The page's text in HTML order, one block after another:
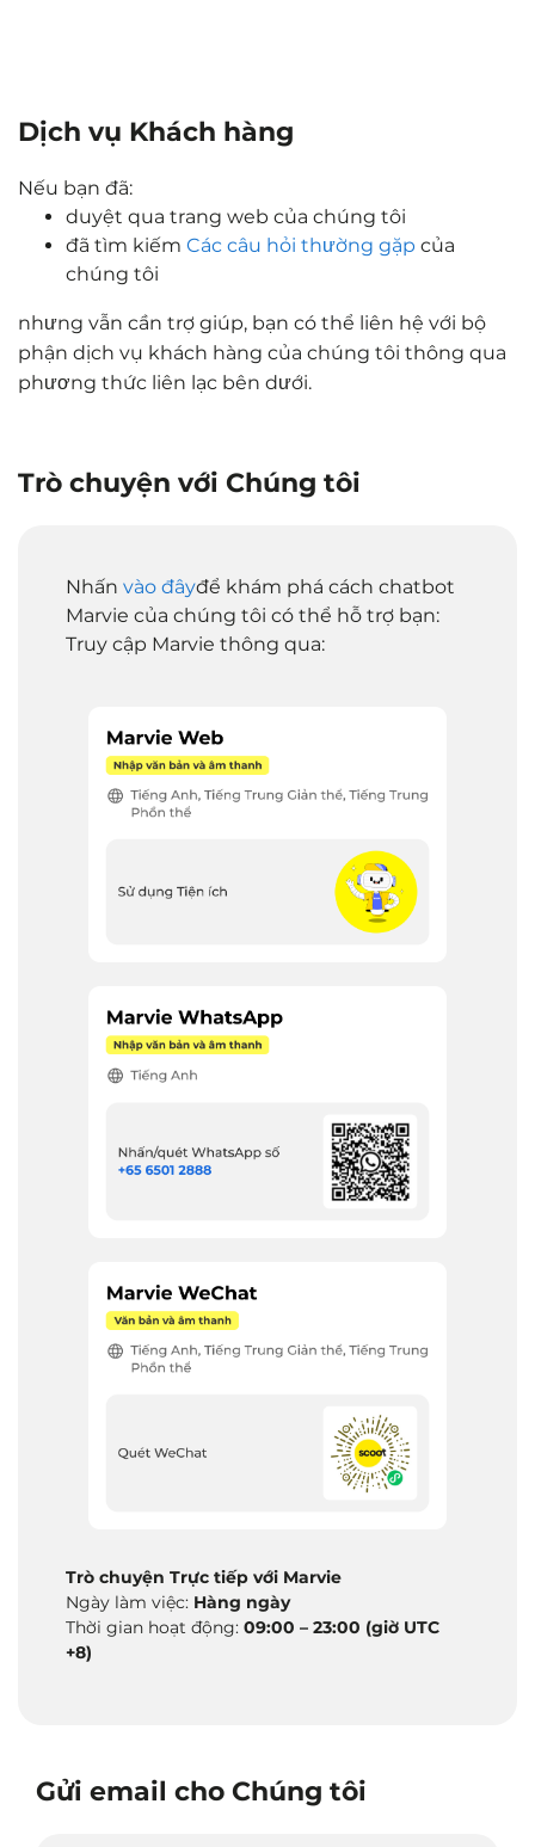
Dịch vụ Khách hàng
Nếu bạn đã:
duyệt qua trang web của chúng tôi
đã tìm kiếm Các câu hỏi thường gặp của
chúng tôi
nhưng vẫn cần trợ giúp, bạn có thể liên hệ với bộ
phận dịch vụ khách hàng của chúng tôi thông qua
phương thức liên lạc bên dưới.
Trò chuyện với Chúng tôi
Nhấn vào đâyđể khám phá cách chatbot
Marvie của chúng tôi có thể hỗ trợ bạn:
Truy cập Marvie thông qua:
Trò chuyện Trực tiếp với Marvie
Ngày làm việc: Hàng ngày
Thời gian hoạt động: 09:00 – 23:00 (giờ UTC
+8)
Gửi email cho Chúng tôi